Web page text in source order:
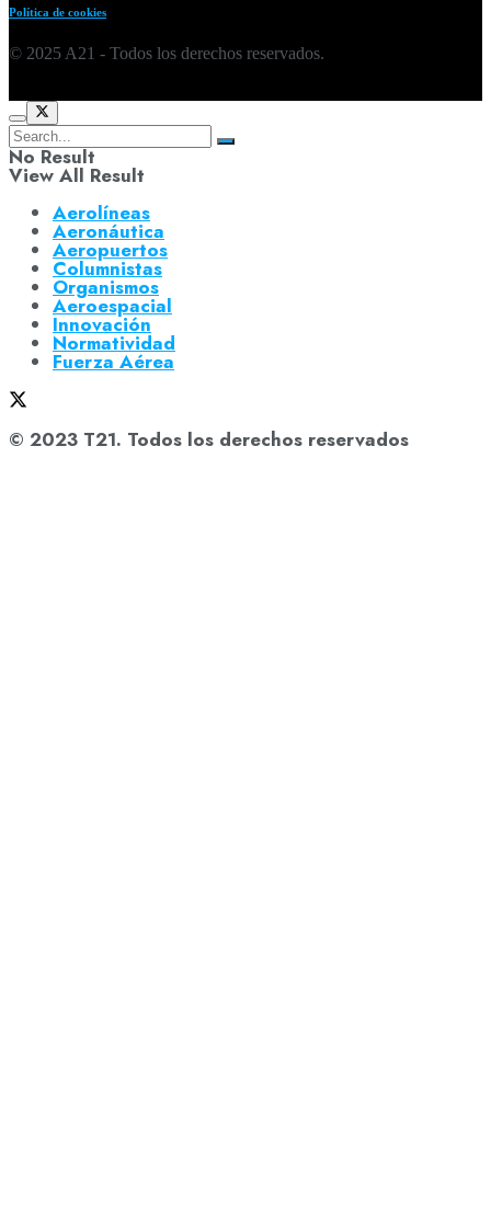
Política de cookies
© 2025 A21 - Todos los derechos reservados.
No Result
View All Result
Aerolíneas
Aeronáutica
Aeropuertos
Columnistas
Organismos
Aeroespacial
Innovación
Normatividad
Fuerza Aérea
© 2023 T21. Todos los derechos reservados